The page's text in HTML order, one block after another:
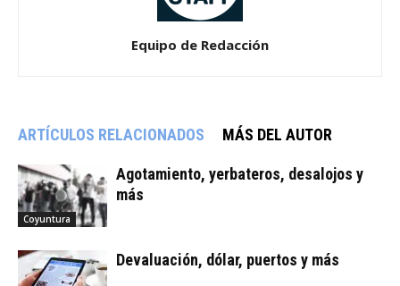
Equipo de Redacción
ARTÍCULOS RELACIONADOS MÁS DEL AUTOR
Coyuntura
Agotamiento, yerbateros, desalojos y
más
Devaluación, dólar, puertos y más